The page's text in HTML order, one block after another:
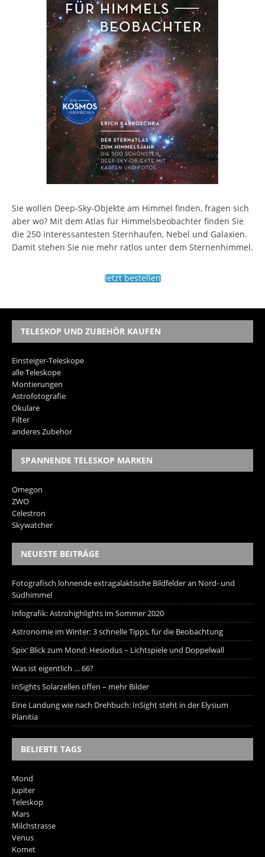
Sie wollen Deep-Sky-Objekte am Himmel finden, fragen sich
aber wo? Mit dem Atlas für Himmelsbeobachter finden Sie
die 250 interessantesten Sternhaufen, Nebel und Galaxien.
Damit stehen Sie nie mehr ratlos unter dem Sternenhimmel.
Jetzt bestellen
TELESKOP UND ZUBEHÖR KAUFEN
Einsteiger-Teleskope
alle Teleskope
Montierungen
Astrofotografie
Okulare
Filter
anderes Zubehör
SPANNENDE TELESKOP MARKEN
Omegon
ZWO
Celestron
Skywatcher
NEUESTE BEITRÄGE
Fotografisch lohnende extragalaktische Bildfelder an Nord- und
Südhimmel
Infografik: Astrohighlights im Sommer 2020
Astronomie im Winter: 3 schnelle Tipps, für die Beobachtung
Spix‘ Blick zum Mond: Hesiodus – Lichtspiele und Doppelwall
Was ist eigentlich … 66?
InSights Solarzellen offen – mehr Bilder
Eine Landung wie nach Drehbuch: InSight steht in der Elysium
Planitia
BELIEBTE TAGS
Mond
Jupiter
Teleskop
Mars
Milchstrasse
Venus
Komet